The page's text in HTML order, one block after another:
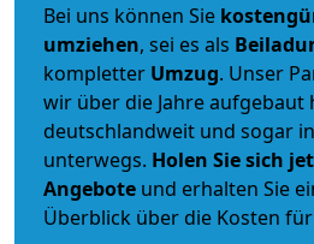
Bei uns können Sie
umziehen, sei es als
kompletter Umzug. Unser
wir über die Jahre aufgebaut
deutschlandweit und sogar
unterwegs. Holen Sie sich
Angebote und erhalten Sie
Überblick über die Kosten